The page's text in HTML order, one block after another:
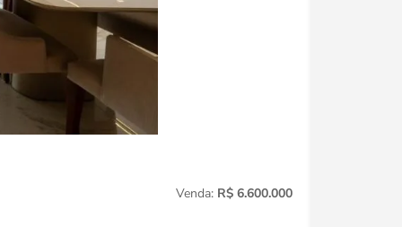
Venda: R$ 6.600.000